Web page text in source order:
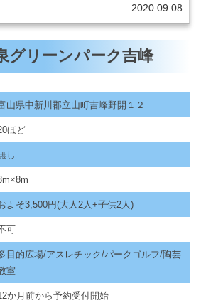
2020.09.08
グリーンパーク吉峰
山県中新川郡立山町吉峰野開１２
ほど
し
よそ3,500円(大人2人+子供2人)
可
目的広場/アスレチック/パークゴルフ/陶芸
室
か月前から予約受付開始